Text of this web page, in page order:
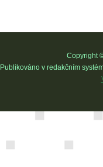
Copyright
Publikováno v redakčním